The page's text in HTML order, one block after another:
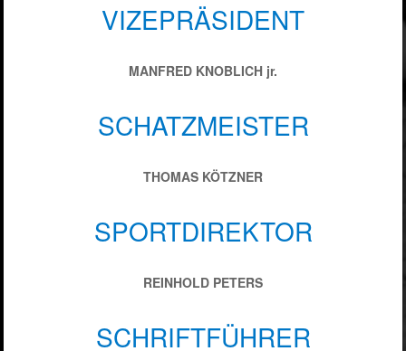
VIZEPRÄSIDENT
MANFRED KNOBLICH jr.
SCHATZMEISTER
THOMAS KÖTZNER
SPORTDIREKTOR
REINHOLD PETERS
SCHRIFTFÜHRER